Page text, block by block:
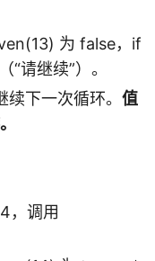
为 false，if
（“请继续”）。
下一次循环。 值
，调用